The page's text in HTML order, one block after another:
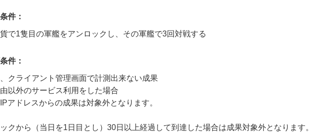
件：
で1隻目の軍艦をアンロックし、その軍艦で3回対戦する
件：
クライアント管理画面で計測出来ない成果
以外のサービス利用をした場合
アドレスからの成果は対象外となります。
クから（当日を1日目とし）30日以上経過して到達した場合は成果対象外となります。